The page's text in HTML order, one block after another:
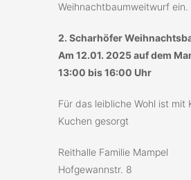
Weihnachtbaumweitwurf ein.
2. Scharhöfer
Am 12.01. 2025 auf dem
13:00 bis 16:00 Uhr
Für das leibliche Wohl ist mit
Kuchen gesorgt
Reithalle Familie Mampel
Hofgewannstr. 8